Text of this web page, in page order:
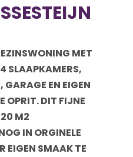
MET
SLAAPKAMERS,
EN EIGEN
OPRIT. DIT FIJNE
M2
IN ORGINELE
EIGEN SMAAK TE